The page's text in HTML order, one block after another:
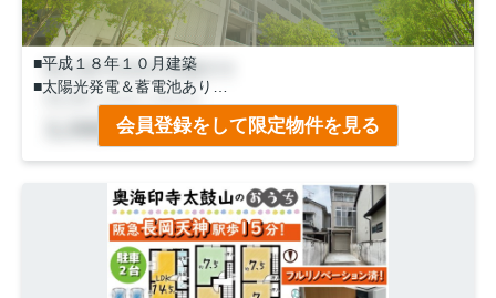
■平成１８年１０月建築
■太陽光発電＆蓄電池あり
■南西角地
会員登録をして限定物件を見る